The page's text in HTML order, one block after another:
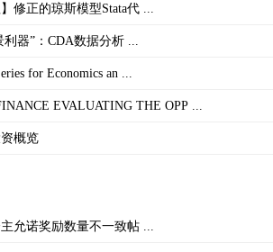
修正的琼斯模型Stata代 ...
器”：CDA数据分析 ...
for Economics an ...
EVALUATING THE OPP ...
概览
允诺奖励数量不一致帖 ...